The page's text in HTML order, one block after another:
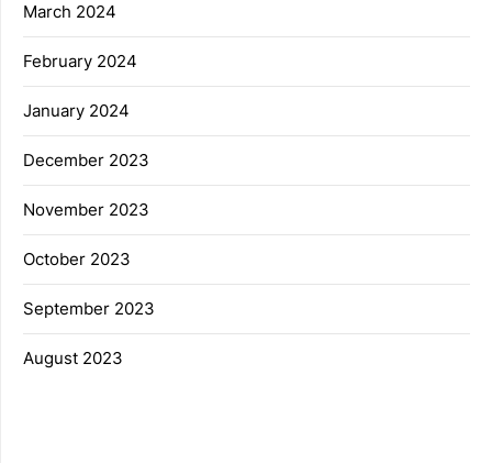
March 2024
February 2024
January 2024
December 2023
November 2023
October 2023
September 2023
August 2023